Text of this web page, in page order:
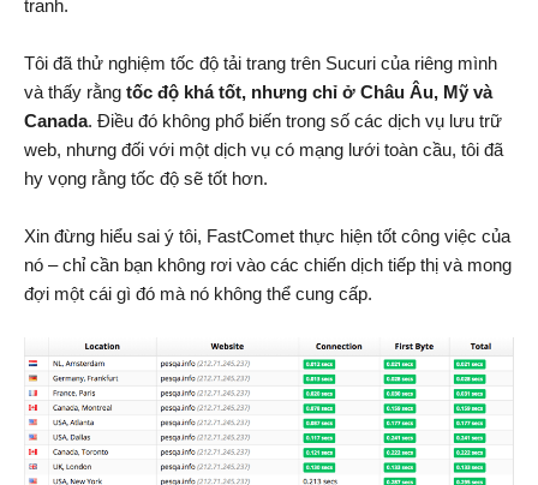
tranh.
Tôi đã thử nghiệm tốc độ tải trang trên Sucuri của riêng mình
và thấy rằng tốc độ khá tốt, nhưng chỉ ở Châu Âu, Mỹ và
Canada. Điều đó không phổ biến trong số các dịch vụ lưu trữ
web, nhưng đối với một dịch vụ có mạng lưới toàn cầu, tôi đã
hy vọng rằng tốc độ sẽ tốt hơn.
Xin đừng hiểu sai ý tôi, FastComet thực hiện tốt công việc của
nó – chỉ cần bạn không rơi vào các chiến dịch tiếp thị và mong
đợi một cái gì đó mà nó không thể cung cấp.